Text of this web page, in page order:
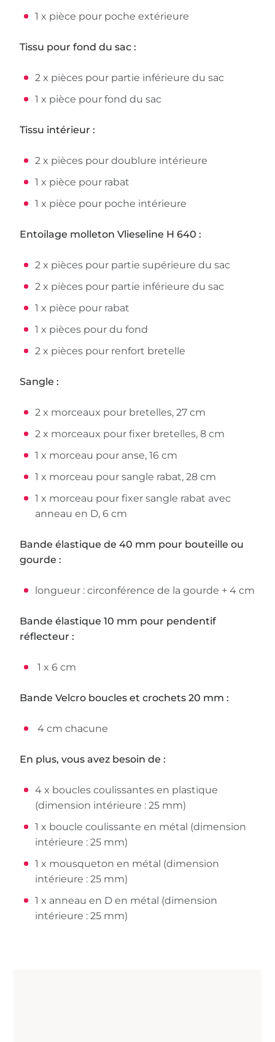
1 x pièce pour poche extérieure
Tissu pour fond du sac :
2 x pièces pour partie inférieure du sac
1 x pièce pour fond du sac
Tissu intérieur :
2 x pièces pour doublure intérieure
1 x pièce pour rabat
1 x pièce pour poche intérieure
Entoilage molleton Vlieseline H 640 :
2 x pièces pour partie supérieure du sac
2 x pièces pour partie inférieure du sac
1 x pièce pour rabat
1 x pièces pour du fond
2 x pièces pour renfort bretelle
Sangle :
2 x morceaux pour bretelles, 27 cm
2 x morceaux pour fixer bretelles, 8 cm
1 x morceau pour anse, 16 cm
1 x morceau pour sangle rabat, 28 cm
1 x morceau pour fixer sangle rabat avec
anneau en D, 6 cm
Bande élastique de 40 mm pour bouteille ou
gourde :
longueur : circonférence de la gourde + 4 cm
Bande élastique 10 mm pour pendentif
réflecteur :
1 x 6 cm
Bande Velcro boucles et crochets 20 mm :
4 cm chacune
En plus, vous avez besoin de :
4 x boucles coulissantes en plastique
(dimension intérieure : 25 mm)
1 x boucle coulissante en métal (dimension
intérieure : 25 mm)
1 x mousqueton en métal (dimension
intérieure : 25 mm)
1 x anneau en D en métal (dimension
intérieure : 25 mm)